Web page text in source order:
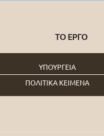
ΤΟ ΕΡΓΟ
ΥΠΟΥΡΓΕΙΑ
ΠΟΛΙΤΙΚΑ ΚΕΙΜΕΝΑ